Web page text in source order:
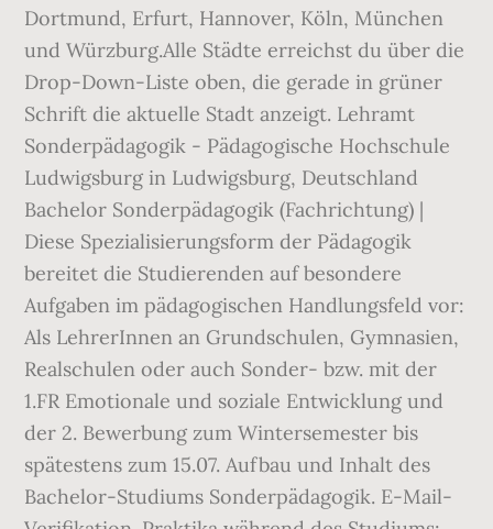
Dortmund, Erfurt, Hannover, Köln, München
und Würzburg.Alle Städte erreichst du über die
Drop-Down-Liste oben, die gerade in grüner
Schrift die aktuelle Stadt anzeigt. Lehramt
Sonderpädagogik - Pädagogische Hochschule
Ludwigsburg in Ludwigsburg, Deutschland
Bachelor Sonderpädagogik (Fachrichtung) |
Diese Spezialisierungsform der Pädagogik
bereitet die Studierenden auf besondere
Aufgaben im pädagogischen Handlungsfeld vor:
Als LehrerInnen an Grundschulen, Gymnasien,
Realschulen oder auch Sonder- bzw. mit der
1.FR Emotionale und soziale Entwicklung und
der 2. Bewerbung zum Wintersemester bis
spätestens zum 15.07. Aufbau und Inhalt des
Bachelor-Studiums Sonderpädagogik. E-Mail-